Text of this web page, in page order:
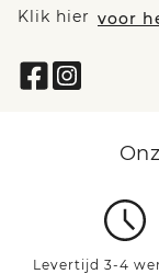
Klik hier voor
Levertijd 3-4